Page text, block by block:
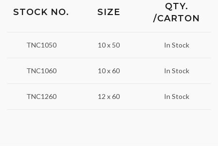
STOCK NO. SIZE
QTY.
/CARTON
TNC1050 10 x 50 In Stock
TNC1060 10 x 60 In Stock
TNC1260 12 x 60 In Stock